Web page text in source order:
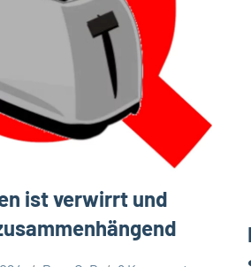
ist verwirrt und